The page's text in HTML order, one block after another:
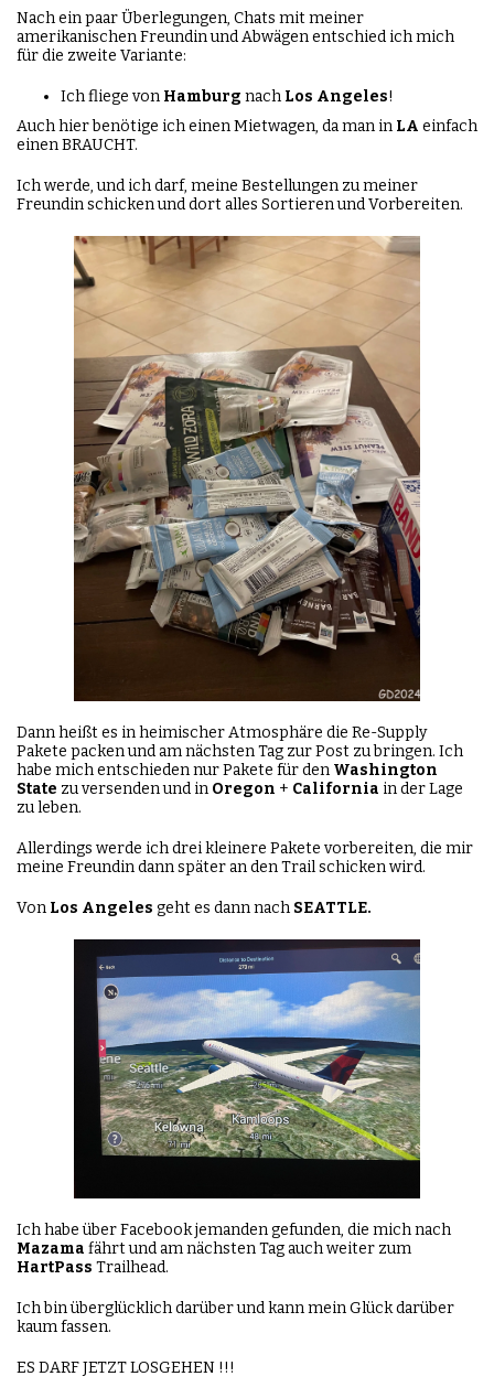
Nach ein paar Überlegungen, Chats mit meiner
amerikanischen Freundin und Abwägen entschied ich mich
für die zweite Variante:
Ich fliege von Hamburg nach Los Angeles!
Auch hier benötige ich einen Mietwagen, da man in LA einfach
einen BRAUCHT.
Ich werde, und ich darf, meine Bestellungen zu meiner
Freundin schicken und dort alles Sortieren und Vorbereiten.
Dann heißt es in heimischer Atmosphäre die Re-Supply
Pakete packen und am nächsten Tag zur Post zu bringen. Ich
habe mich entschieden nur Pakete für den Washington
State zu versenden und in Oregon + California in der Lage
zu leben.
Allerdings werde ich drei kleinere Pakete vorbereiten, die mir
meine Freundin dann später an den Trail schicken wird.
Von Los Angeles geht es dann nach SEATTLE.
Ich habe über Facebook jemanden gefunden, die mich nach
Mazama fährt und am nächsten Tag auch weiter zum
HartPass Trailhead.
Ich bin überglücklich darüber und kann mein Glück darüber
kaum fassen.
ES DARF JETZT LOSGEHEN !!!